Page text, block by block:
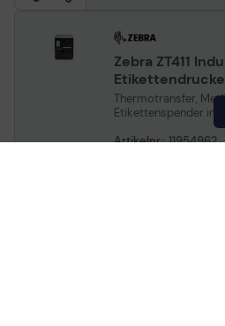
Zebra ZT411
Thermotransfer,
Etikettenspender
Artikelnr.: 11954962